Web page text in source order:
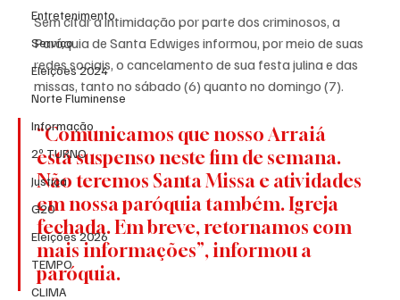
Entretenimento
Serviço
Eleições 2024
Norte Fluminense
Informação
2º TURNO
Justiça
G20
Eleições 2026
TEMPO
CLIMA
Sem citar a intimidação por parte dos criminosos, a
Paróquia de Santa Edwiges informou, por meio de suas
redes sociais, o cancelamento de sua festa julina e das
missas, tanto no sábado (6) quanto no domingo (7).
“Comunicamos que nosso Arraiá
está suspenso neste fim de semana.
Não teremos Santa Missa e atividades
em nossa paróquia também. Igreja
fechada. Em breve, retornamos com
mais informações”, informou a
paróquia.